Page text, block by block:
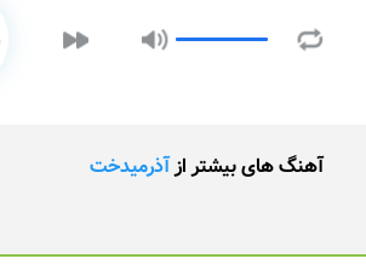
آهنگ های بیشتر ازآذرمیدخت